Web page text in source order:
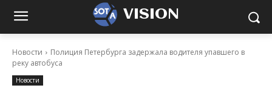
VISION
Новости
Полиция Петербурга задержала водителя упавшего в
реку автобуса
Новости